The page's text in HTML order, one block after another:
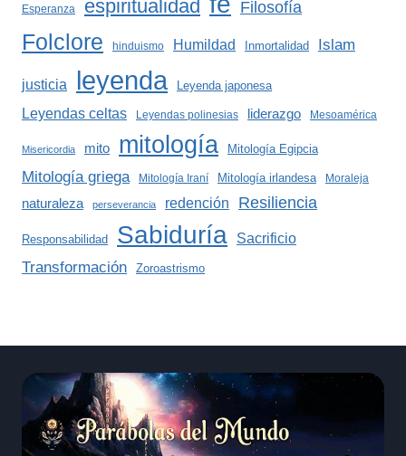
Esperanza espiritualidad Filosofía
Folclore hinduismo Humildad Inmortalidad Islam
justicia leyenda Leyenda japonesa
Leyendas celtas Leyendas polinesias liderazgo Mesoamérica
Misericordia mito mitología Mitología Egipcia
Mitología griega Mitología Iraní Mitología irlandesa Moraleja
naturaleza perseverancia redención Resiliencia
Responsabilidad Sabiduría Sacrificio
Transformación Zoroastrismo